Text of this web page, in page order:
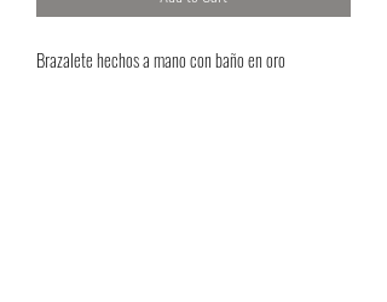
Brazalete hechos a mano con baño en oro